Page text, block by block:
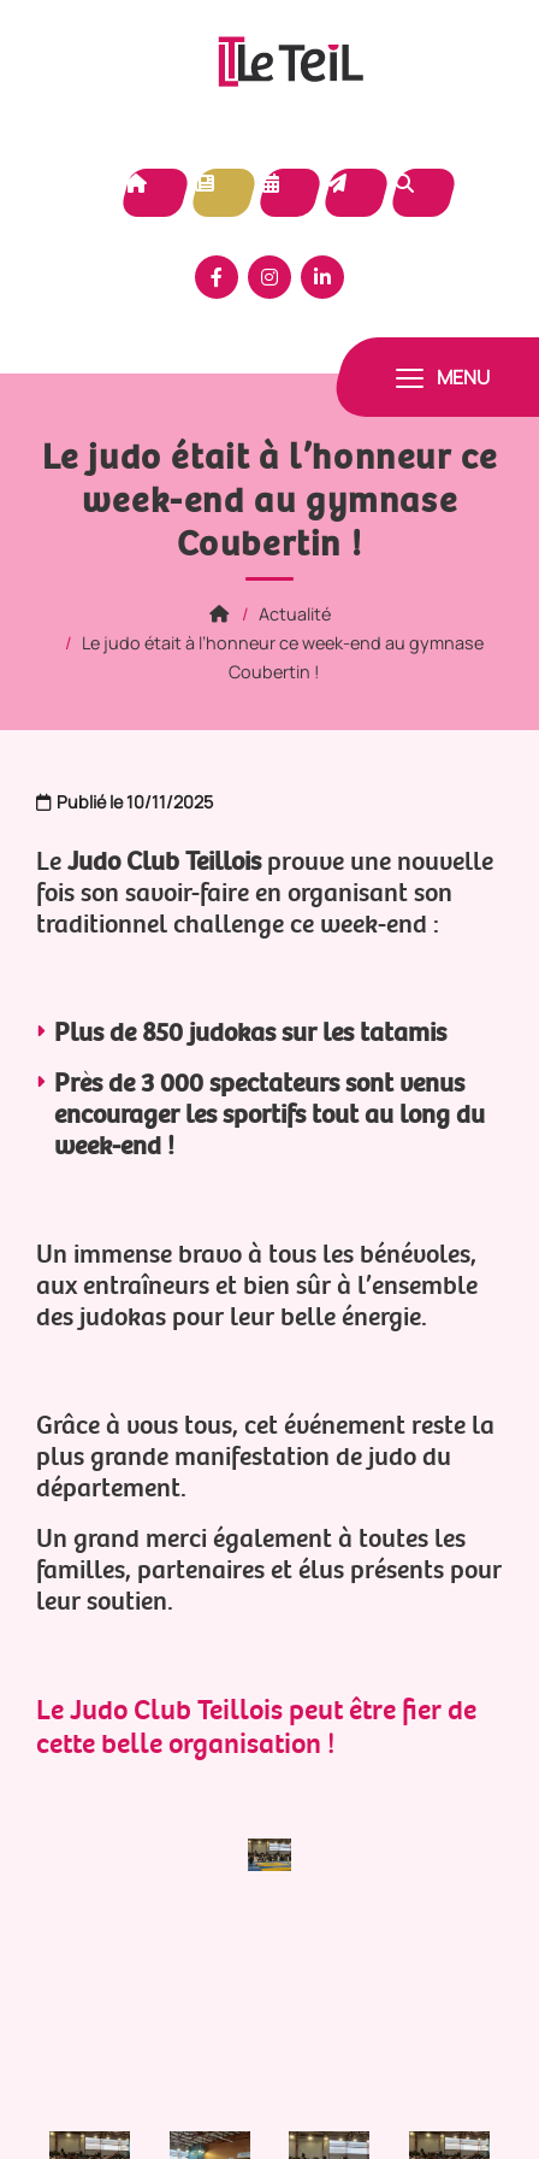
MENU
Le judo était à l’honneur ce
week-end au gymnase
Coubertin !
Actualité
Le judo était à l’honneur ce week-end au gymnase
Coubertin !
Publié le 10/11/2025
LeJudo Club Teilloisprouve une nouvelle
fois son savoir-faire en organisant son
traditionnel challenge ce week-end :
Plus de 850 judokas sur les tatamis
Près de 3 000 spectateurs sont venus
encourager les sportifs tout au long du
week-end !
Un immense bravo à tous les bénévoles,
aux entraîneurs et bien sûr à l’ensemble
des judokas pour leur belle énergie.
Grâce à vous tous, cet événement reste la
plus grande manifestation de judo du
département.
Un grand merci également à toutes les
familles, partenaires et élus présents pour
leur soutien.
Le Judo Club Teillois peut être fier de
cette belle organisation !